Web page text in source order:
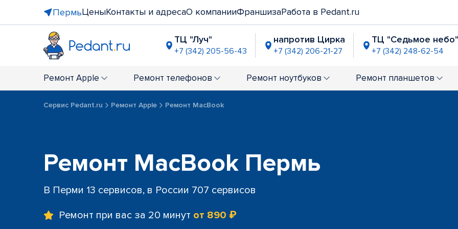
ПермьЦеныКонтакты и адресаО компанииФраншизаРабота в Pedant.ru
ТЦ "Луч"
+7 (342) 205-56-43
напротив Цирка
+7 (342) 206-21-27
ТЦ "Седьмое небо"
+7 (342) 248-62-54
+7 (342) 200-94-28 +7 (342) 206-13-25 +7 (342)
ТЦ "Столица"
+7 (342) 206-20-24
Комсомольская площадь БЦ
Ремонт Apple Ремонт телефонов Ремонт ноутбуков Ремонт планшетов
Сервис Pedant.ru Ремонт Apple Ремонт MacBook
Ремонт MacBook Пермь
В Перми 13 сервисов, в России 707 сервисов
Ремонт при вас за 20 минут от 890 ₽